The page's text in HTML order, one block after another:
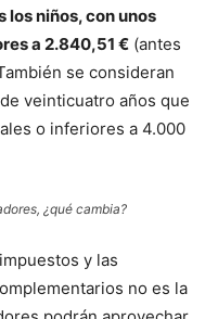
niños, con unos
a 2.840,51 € (antes
se consideran
veinticuatro años que
o inferiores a 4.000
¿qué cambia?
y las
no es la